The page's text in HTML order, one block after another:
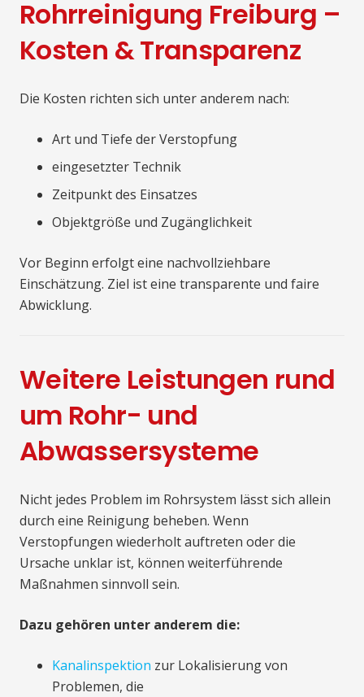
Rohrreinigung Freiburg –
Kosten & Transparenz
Die Kosten richten sich unter anderem nach:
Art und Tiefe der Verstopfung
eingesetzter Technik
Zeitpunkt des Einsatzes
Objektgröße und Zugänglichkeit
Vor Beginn erfolgt eine nachvollziehbare
Einschätzung. Ziel ist eine transparente und faire
Abwicklung.
Weitere Leistungen rund
um Rohr- und
Abwassersysteme
Nicht jedes Problem im Rohrsystem lässt sich allein
durch eine Reinigung beheben. Wenn
Verstopfungen wiederholt auftreten oder die
Ursache unklar ist, können weiterführende
Maßnahmen sinnvoll sein.
Dazu gehören unter anderem die:
Kanalinspektion zur Lokalisierung von
Problemen, die